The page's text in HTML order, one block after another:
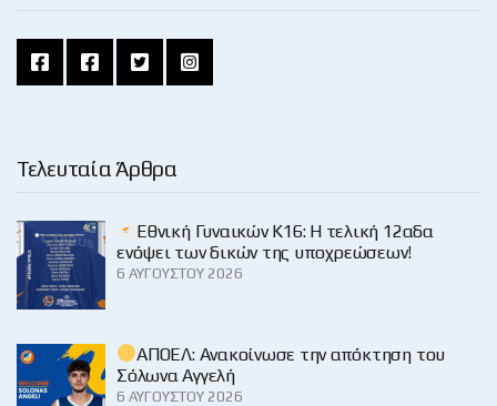
Τελευταία Άρθρα
Εθνική Γυναικών Κ16: Η τελική 12αδα
ενόψει των δικών της υποχρεώσεων!
6 ΑΥΓΟΎΣΤΟΥ 2026
ΑΠΟΕΛ: Ανακοίνωσε την απόκτηση του
Σόλωνα Αγγελή
6 ΑΥΓΟΎΣΤΟΥ 2026